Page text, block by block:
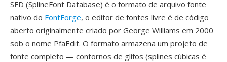
SFD (SplineFont Database) é o formato de arquivo fonte
nativo do FontForge, o editor de fontes livre é de código
aberto originalmente criado por George Williams em 2000
sob o nome PfaEdit. O formato armazena um projeto de
fonte completo — contornos de glifos (splines cúbicas é